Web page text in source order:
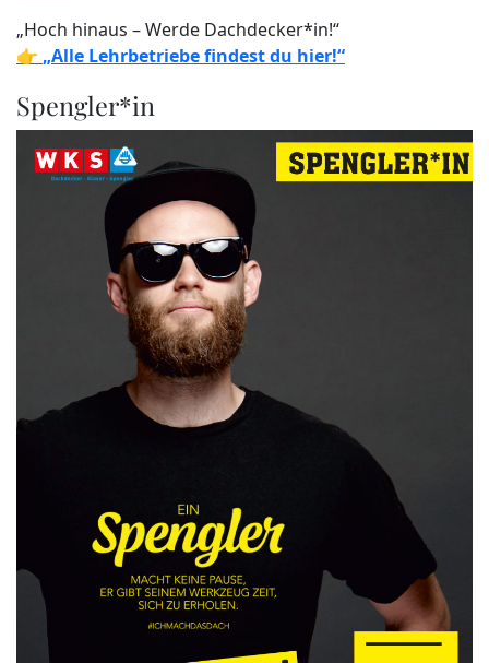
„Hoch hinaus – Werde Dachdecker*in!“
👉 „Alle Lehrbetriebe findest du hier!“
Spengler*in